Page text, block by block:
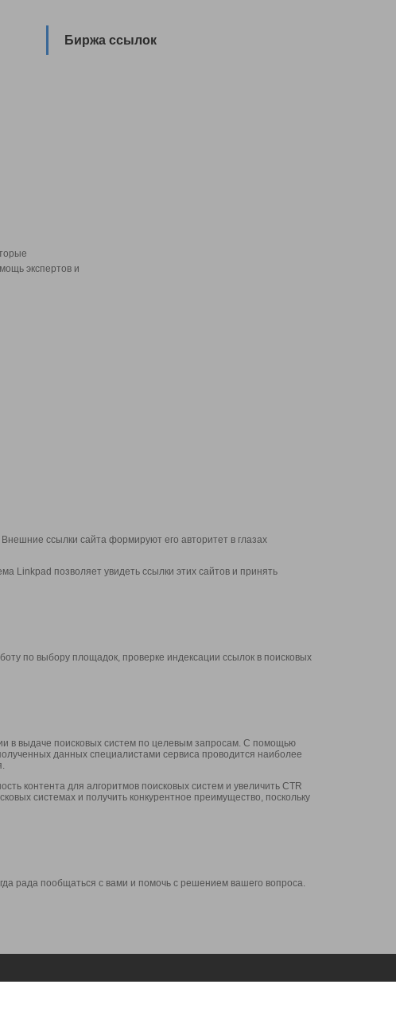
Биржа ссылок
экспертов и
ссылки сайта формируют его авторитет в глазах
Linkpad позволяет увидеть ссылки этих сайтов и принять
по выбору площадок, проверке индексации ссылок в поисковых
в выдаче поисковых систем по целевым запросам. С помощью
данных специалистами сервиса проводится наиболее
контента для алгоритмов поисковых систем и увеличить CTR
системах и получить конкурентное преимущество, поскольку
рада пообщаться с вами и помочь с решением вашего вопроса.